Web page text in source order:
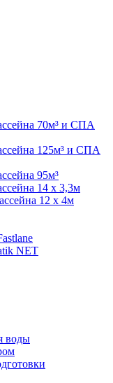
70м³ и СПА
125м³ и СПА
95м³
14 х 3,3м
12 х 4м
NET
воды